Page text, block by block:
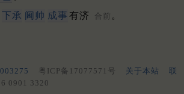
下承 阃帅 成事 有济 合前 。
粤ICP备17077571号 关于本站
联
0901 3320